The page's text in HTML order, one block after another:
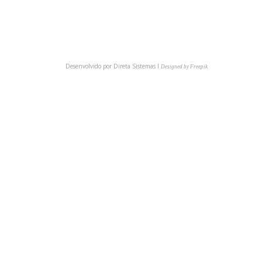
Desenvolvido por Direta Sistemas I Designed by Freepik